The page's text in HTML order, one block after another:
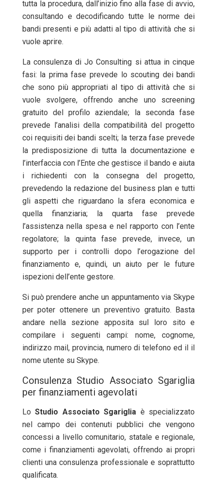
tutta la procedura, dall’inizio fino alla fase di avvio,
consultando e decodificando tutte le norme dei
bandi presenti e più adatti al tipo di attività che si
vuole aprire.
La consulenza di Jo Consulting si attua in cinque
fasi: la prima fase prevede lo scouting dei bandi
che sono più appropriati al tipo di attività che si
vuole svolgere, offrendo anche uno screening
gratuito del profilo aziendale; la seconda fase
prevede l’analisi della compatibilità del progetto
coi requisiti dei bandi scelti; la terza fase prevede
la predisposizione di tutta la documentazione e
l’interfaccia con l’Ente che gestisce il bando e aiuta
i richiedenti con la consegna del progetto,
prevedendo la redazione del business plan e tutti
gli aspetti che riguardano la sfera economica e
quella finanziaria; la quarta fase prevede
l’assistenza nella spesa e nel rapporto con l’ente
regolatore; la quinta fase prevede, invece, un
supporto per i controlli dopo l’erogazione del
finanziamento e, quindi, un aiuto per le future
ispezioni dell’ente gestore.
Si può prendere anche un appuntamento via Skype
per poter ottenere un preventivo gratuito. Basta
andare nella sezione apposita sul loro sito e
compilare i seguenti campi: nome, cognome,
indirizzo mail, provincia, numero di telefono ed il il
nome utente su Skype.
Consulenza Studio Associato Sgariglia
per finanziamenti agevolati
LoStudio Associato Sgariglia è specializzato
nel campo dei contenuti pubblici che vengono
concessi a livello comunitario, statale e regionale,
come i finanziamenti agevolati, offrendo ai propri
clienti una consulenza professionale e soprattutto
qualificata.